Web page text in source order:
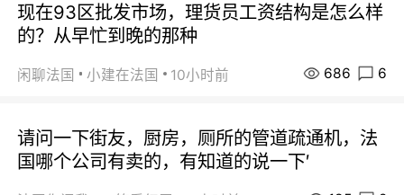
现在93区批发市场，理货员工资结构是怎么样
的？从早忙到晚的那种
闲聊法国 小建在法国 10小时前 686 6
请问一下街友，厨房，厕所的管道疏通机，法
国哪个公司有卖的，有知道的说一下′